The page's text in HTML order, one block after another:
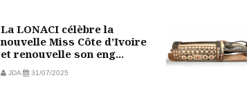
La LONACI célèbre la
nouvelle Miss Côte d’Ivoire
et renouvelle son eng...
JDA 31/07/2025